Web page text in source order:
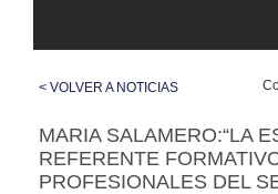
< VOLVER A NOTICIAS
MARIA SALAMERO:“LA
REFERENTE
PROFESIONALES DEL